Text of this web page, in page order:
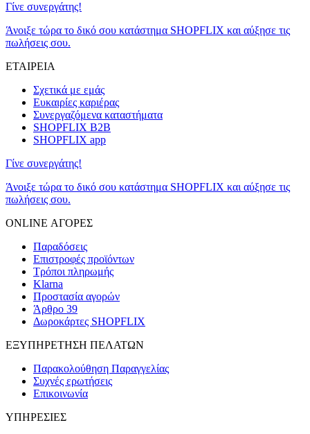
Γίνε συνεργάτης!
Άνοιξε τώρα το δικό σου κατάστημα SHOPFLIX και αύξησε τις
πωλήσεις σου.
ΕΤΑΙΡΕΙΑ
Σχετικά με εμάς
Ευκαιρίες καριέρας
Συνεργαζόμενα καταστήματα
SHOPFLIX B2B
SHOPFLIX app
Γίνε συνεργάτης!
Άνοιξε τώρα το δικό σου κατάστημα SHOPFLIX και αύξησε τις
πωλήσεις σου.
ONLINE ΑΓΟΡΕΣ
Παραδόσεις
Επιστροφές προϊόντων
Τρόποι πληρωμής
Klarna
Προστασία αγορών
Άρθρο 39
Δωροκάρτες SHOPFLIX
ΕΞΥΠΗΡΕΤΗΣΗ ΠΕΛΑΤΩΝ
Παρακολούθηση Παραγγελίας
Συχνές ερωτήσεις
Επικοινωνία
ΥΠΗΡΕΣΙΕΣ